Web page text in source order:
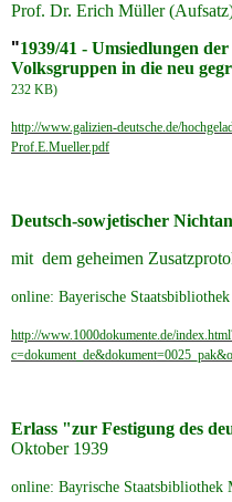
Prof. Dr. Erich Müller
"1939/41 - Umsiedlungen
Volksgruppen in die neu
232 KB)
http://www.galizien-deutsche.de/
Prof.E.Mueller.pdf
Deutsch-sowjetischer
mit dem geheimen
online: Bayerische
http://www.1000dokumente.de/
Erlass "zur Festigung des
Oktober 1939
online: Bayrische Staatsbibliothek